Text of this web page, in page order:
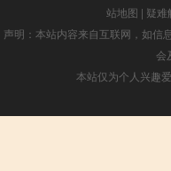
站地图 | 疑难
声明：本站内容来自互联网，如信
会
本站仅为个人兴趣